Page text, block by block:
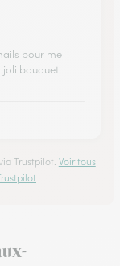
pour me
joli bouquet.
Trustpilot. Voir tous